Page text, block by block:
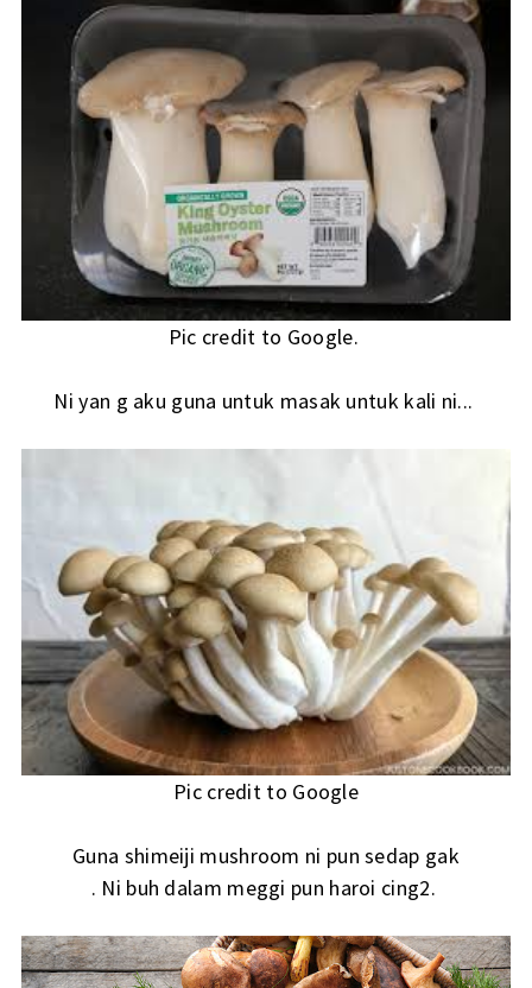
Pic credit to Google.
Ni yan g aku guna untuk masak untuk kali ni...
Pic credit to Google
Guna shimeiji mushroom ni pun sedap gak
. Ni buh dalam meggi pun haroi cing2.